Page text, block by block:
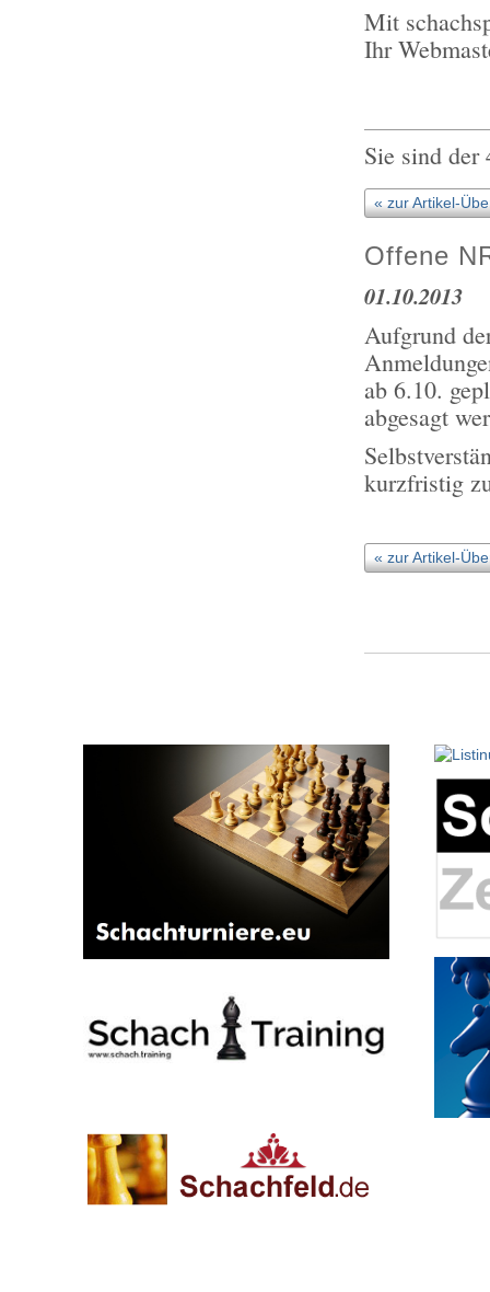
Mit
Ihr
Sie sind der
« zur Artikel-
Offene
01.10.2013
Aufgrund
ab 6.10.
abgesagt
kurzfristig
« zur Artikel-